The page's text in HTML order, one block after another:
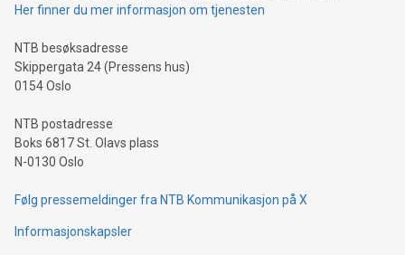
Her finner du mer informasjon om tjenesten
NTB besøksadresse
Skippergata 24 (Pressens hus)
0154 Oslo
NTB postadresse
Boks 6817 St. Olavs plass
N-0130 Oslo
Følg pressemeldinger fra NTB Kommunikasjon på X
Informasjonskapsler